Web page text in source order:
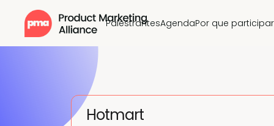
PalestrantesAgendaPor que participar
Hotmart